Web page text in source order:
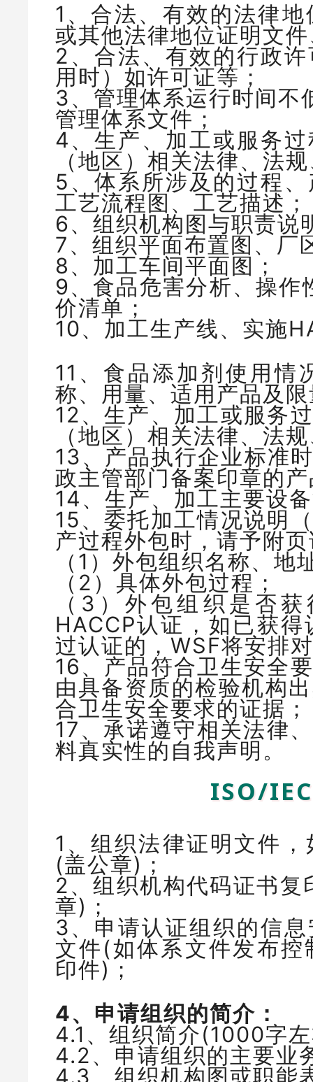
1、合法、有效的法律
或其他法律地位证明文
2、合法、有效的行政
用时）如许可证等；
3、管理体系运行时间不
管理体系文件；
4、生产、加工或服务
（地区）相关法律、法
5、体系所涉及的过程
工艺流程图、工艺描述；
6、组织机构图与职责说
7、组织平面布置图、厂
8、加工车间平面图；
9、食品危害分析、操作
价清单；
10、加工生产线、实施
11、食品添加剂使用情
称、用量、适用产品及
12、生产、加工或服务
（地区）相关法律、法
13、产品执行企业标准
政主管部门备案印章的
14、生产、加工主要设
15、委托加工情况说明
产过程外包时，请予附
（1）外包组织名称、地
（2）具体外包过程；
（3）外包组织是否
HACCP认证，如已获
过认证的，WSF将安排
16、产品符合卫生安全
由具备资质的检验机构
合卫生安全要求的证据；
17、承诺遵守相关法律
料真实性的自我声明。
ISO/
1、组织法律证明文件
(盖公章)；
2、组织机构代码证书
章)；
3、申请认证组织的信
文件(如体系文件发布
印件)；
4、申请组织的简介：
4.1、组织简介(1000字
4.2、申请组织的主要业
4.3、组织机构图或职能